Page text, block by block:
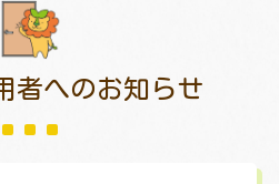
者へのお知らせ